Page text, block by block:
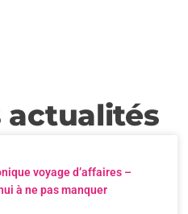
actualités
voyage d’affaires –
à ne pas manquer